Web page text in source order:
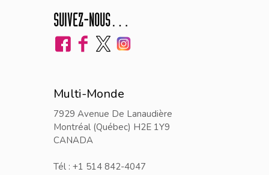
SUIVEZ-NOUS…
Multi-Monde
7929 Avenue De Lanaudière
Montréal (Québec) H2E 1Y9
CANADA
Tél : +1 514 842-4047